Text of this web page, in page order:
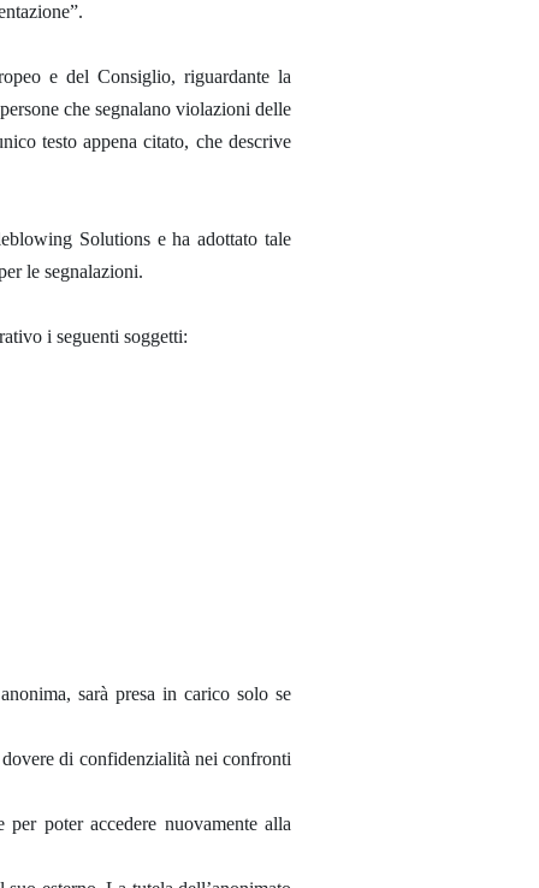
e del Consiglio, riguardante la
che segnalano violazioni delle
testo appena citato, che descrive
Solutions e ha adottato tale
le segnalazioni.
i seguenti soggetti:
sarà presa in carico solo se
di confidenzialità nei confronti
poter accedere nuovamente alla